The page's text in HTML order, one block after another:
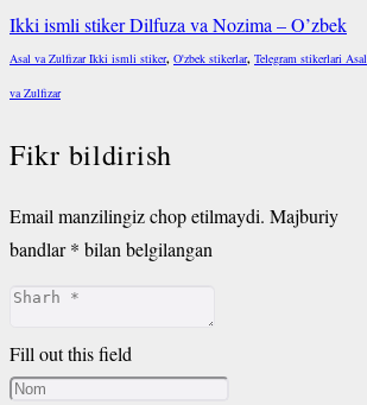
Ikki ismli stiker Dilfuza va Nozima – O’zbek
Asal va Zulfizar Ikki ismli stiker, O'zbek stikerlar, Telegram stikerlari Asal
va Zulfizar
Fikr bildirish
Email manzilingiz chop etilmaydi. Majburiy
bandlar* bilan belgilangan
Fill out this field